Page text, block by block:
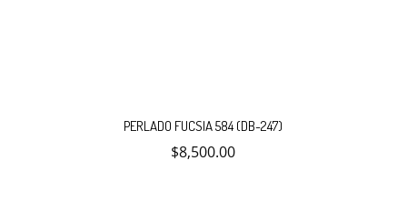
PERLADO FUCSIA 584 (DB-247)
$8,500.00